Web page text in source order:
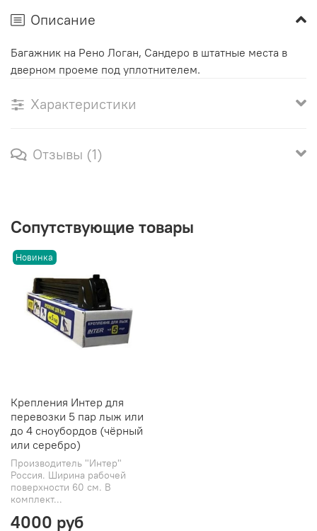
Описание
Багажник на Рено Логан, Сандеро в штатные места в
дверном проеме под уплотнителем.
Характеристики
Отзывы (1)
Сопутствующие товары
Новинка
Крепления Интер для
перевозки 5 пар лыж или
до 4 сноубордов (чёрный
или серебро)
Производитель "Интер"
Россия. Ширина рабочей
поверхности 60 см. В
комплект...
4000 руб